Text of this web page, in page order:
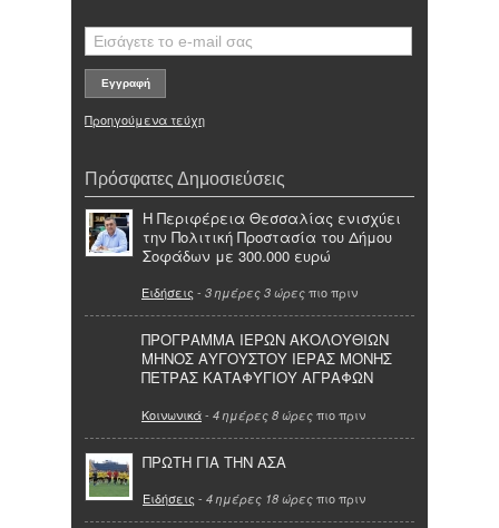
Προηγούμενα τεύχη
Πρόσφατες Δημοσιεύσεις
Η Περιφέρεια Θεσσαλίας ενισχύει
την Πολιτική Προστασία του Δήμου
Σοφάδων με 300.000 ευρώ
Ειδήσεις - 3 ημέρες 3 ώρες πιο πριν
ΠΡΟΓΡΑΜΜΑ ΙΕΡΩΝ ΑΚΟΛΟΥΘΙΩΝ
ΜΗΝΟΣ ΑΥΓΟΥΣΤΟΥ ΙΕΡΑΣ ΜΟΝΗΣ
ΠΕΤΡΑΣ ΚΑΤΑΦΥΓΙΟΥ ΑΓΡΑΦΩΝ
Κοινωνικά- 4 ημέρες 8 ώρες πιο πριν
ΠΡΩΤΗ ΓΙΑ ΤΗΝ ΑΣΑ
Ειδήσεις - 4 ημέρες 18 ώρες πιο πριν